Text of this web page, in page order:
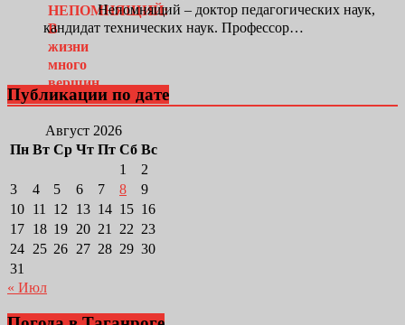
Непомнящий – доктор педагогических наук,
кандидат технических наук. Профессор…
Публикации по дате
Август 2026
Пн Вт Ср Чт Пт Сб Вс
1
2
3
4 5 6 7 8
9
10 11 12 13 14 15 16
17 18 19 20 21 22 23
24 25 26 27 28 29 30
31
« Июл